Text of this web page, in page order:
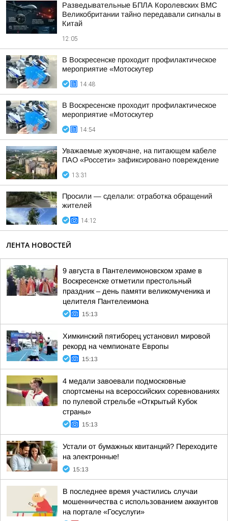
Разведывательные БПЛА Королевских ВМС
Великобритании тайно передавали сигналы в
Китай
12:05
В Воскресенске проходит профилактическое
мероприятие «Мотоскутер
14:48
В Воскресенске проходит профилактическое
мероприятие «Мотоскутер
14:54
Уважаемые жуковчане, на питающем кабеле
ПАО «Россети» зафиксировано повреждение
13:31
Просили — сделали: отработка обращений
жителей
14:12
ЛЕНТА НОВОСТЕЙ
9 августа в Пантелеимоновском храме в
Воскресенске отметили престольный
праздник – день памяти великомученика и
целителя Пантелеимона
15:13
Химкинский пятиборец установил мировой
рекорд на чемпионате Европы
15:13
4 медали завоевали подмосковные
спортсмены на всероссийских соревнованиях
по пулевой стрельбе «Открытый Кубок
страны»
15:13
Устали от бумажных квитанций? Переходите
на электронные!
15:13
В последнее время участились случаи
мошенничества с использованием аккаунтов
на портале «Госуслуги»